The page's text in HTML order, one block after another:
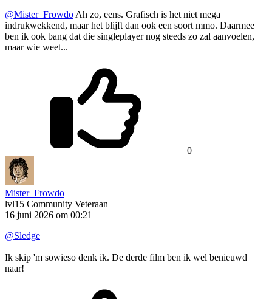
@Mister_Frowdo Ah zo, eens. Grafisch is het niet mega
indrukwekkend, maar het blijft dan ook een soort mmo. Daarmee
ben ik ook bang dat die singleplayer nog steeds zo zal aanvoelen,
maar wie weet...
0
Mister_Frowdo
lvl15 Community Veteraan
16 juni 2026 om 00:21
@Sledge
Ik skip 'm sowieso denk ik. De derde film ben ik wel benieuwd
naar!